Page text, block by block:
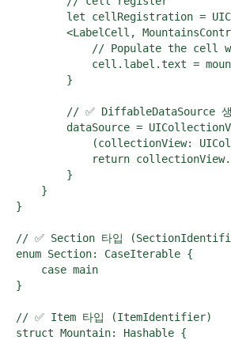
let cellRegistration =
<LabelCell,
// Populate the cell
cell.label.text =
        }
// ✅ DiffableDataSource
dataSource =
(collectionView:
return
        }
    }
}
// ✅ Section 타입
enum Section: CaseIterable {
    case main
}
// ✅ Item 타입 (ItemIdentifier)
struct Mountain: Hashable {